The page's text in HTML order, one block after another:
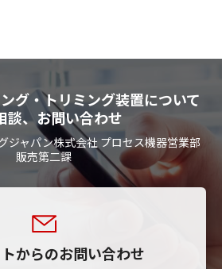
グ・トリミング装置について
談、お問い合わせ
ジャパン株式会社 プロセス機器営業部
販売第二課
からのお問い合わせ